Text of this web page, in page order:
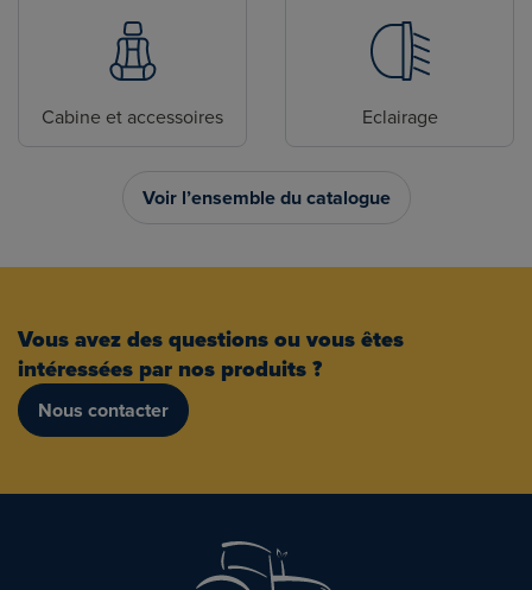
Cabine et accessoires Eclairage
Voir l’ensemble du catalogue
Vous avez des questions ou vous êtes
intéressées par nos produits ?
Nous contacter